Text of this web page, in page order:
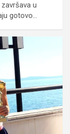
u
gotovo…